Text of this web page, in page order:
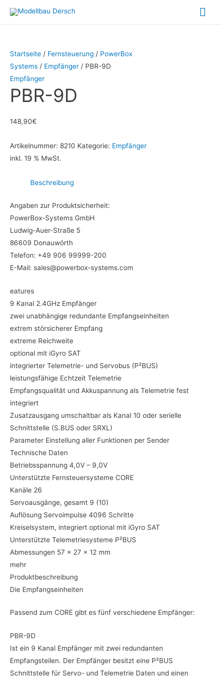
Inhalt
Startseite / Fernsteuerung / PowerBox
Systems / Empfänger / PBR-9D
Empfänger
PBR-9D
148,90€
Artikelnummer: 8210 Kategorie: Empfänger
inkl. 19 % MwSt.
Beschreibung
Angaben zur Produktsicherheit:
PowerBox-Systems GmbH
Ludwig-Auer-Straße 5
86609 Donauwörth
Telefon: +49 906 99999-200
E-Mail: sales@powerbox-systems.com
eatures
9 Kanal 2.4GHz Empfänger
zwei unabhängige redundante Empfangseinheiten
extrem störsicherer Empfang
extreme Reichweite
optional mit iGyro SAT
integrierter Telemetrie- und Servobus (P²BUS)
leistungsfähige Echtzeit Telemetrie
Empfangsqualität und Akkuspannung als Telemetrie fest
integriert
Zusatzausgang umschaltbar als Kanal 10 oder serielle
Schnittstelle (S.BUS oder SRXL)
Parameter Einstellung aller Funktionen per Sender
Technische Daten
Betriebsspannung 4,0V – 9,0V
Unterstützte Fernsteuersysteme CORE
Kanäle 26
Servoausgänge, gesamt 9 (10)
Auflösung Servoimpulse 4096 Schritte
Kreiselsystem, integriert optional mit iGyro SAT
Unterstützte Telemetriesysteme P²BUS
Abmessungen 57 x 27 x 12 mm
mehr
Produktbeschreibung
Die Empfangseinheiten
Passend zum CORE gibt es fünf verschiedene Empfänger:
PBR-9D
Ist ein 9 Kanal Empfänger mit zwei redundanten
Empfangsteilen. Der Empfänger besitzt eine P²BUS
Schnittstelle für Servo- und Telemetrie Daten und einen